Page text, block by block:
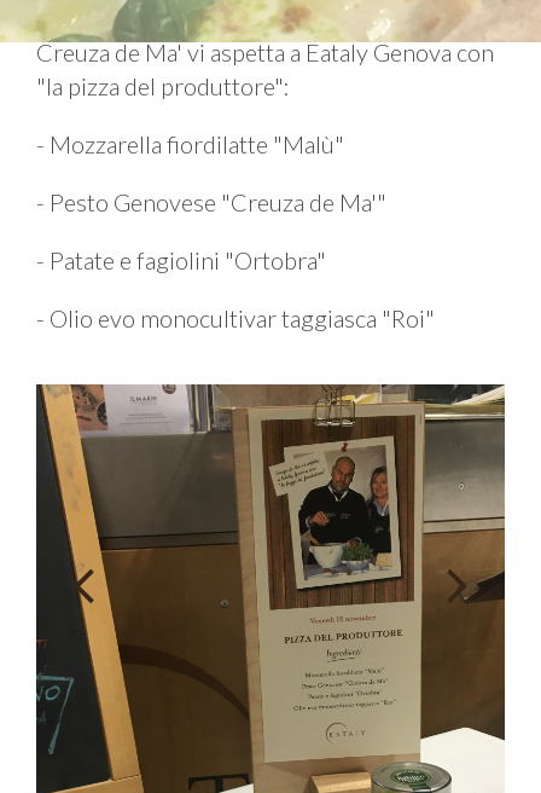
Creuza de Ma' vi aspetta a Eataly Genova con
"la pizza del produttore":
- Mozzarella fiordilatte "Malù"
- Pesto Genovese "Creuza de Ma'"
- Patate e fagiolini "Ortobra"
- Olio evo monocultivar taggiasca "Roi"